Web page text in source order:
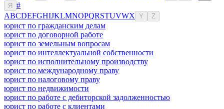
Я
#
ABCDEFGHIJKLMNOPQRSTUVWX Y Z
юрист по гражданским делам
юрист по договорной работе
юрист по земельным вопросам
юрист по интеллектуальной собственности
юрист по исполнительному производству
юрист по международному праву
юрист по налоговому праву
юрист по недвижимости
юрист по работе с дебиторской задолженностью
юрист по работе с клиентами